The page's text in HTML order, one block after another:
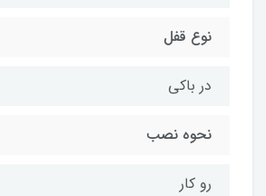
نوع قفل
در باکی
نحوه نصب
رو کار